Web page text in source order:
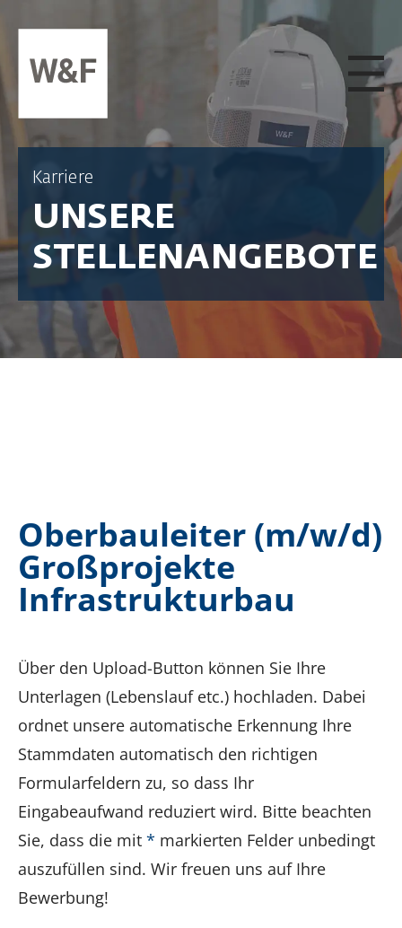
ZUM INHALT SPRINGEN
Karriere
UNSERE
STELLENANGEBOTE
Oberbauleiter (m/w/d)
Großprojekte
Infrastrukturbau
Über den Upload-Button können Sie Ihre
Unterlagen (Lebenslauf etc.) hochladen. Dabei
ordnet unsere automatische Erkennung Ihre
Stammdaten automatisch den richtigen
Formularfeldern zu, so dass Ihr
Eingabeaufwand reduziert wird. Bitte beachten
Sie, dass die mit * markierten Felder unbedingt
auszufüllen sind. Wir freuen uns auf Ihre
Bewerbung!